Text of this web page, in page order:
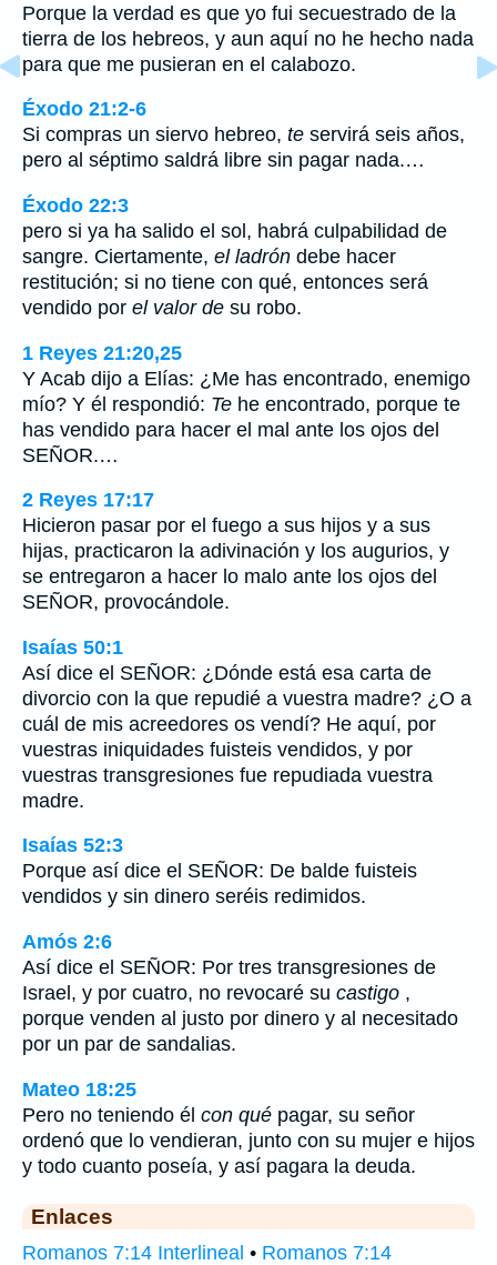
Porque la verdad es que yo fui secuestrado de la
tierra de los hebreos, y aun aquí no he hecho nada
para que me pusieran en el calabozo.
Éxodo 21:2-6
Si compras un siervo hebreo, te servirá seis años,
pero al séptimo saldrá libre sin pagar nada.…
Éxodo 22:3
pero si ya ha salido el sol, habrá culpabilidad de
sangre. Ciertamente, el ladrón debe hacer
restitución; si no tiene con qué, entonces será
vendido por el valor de su robo.
1 Reyes 21:20,25
Y Acab dijo a Elías: ¿Me has encontrado, enemigo
mío? Y él respondió: Te he encontrado, porque te
has vendido para hacer el mal ante los ojos del
SEÑOR.…
2 Reyes 17:17
Hicieron pasar por el fuego a sus hijos y a sus
hijas, practicaron la adivinación y los augurios, y
se entregaron a hacer lo malo ante los ojos del
SEÑOR, provocándole.
Isaías 50:1
Así dice el SEÑOR: ¿Dónde está esa carta de
divorcio con la que repudié a vuestra madre? ¿O a
cuál de mis acreedores os vendí? He aquí, por
vuestras iniquidades fuisteis vendidos, y por
vuestras transgresiones fue repudiada vuestra
madre.
Isaías 52:3
Porque así dice el SEÑOR: De balde fuisteis
vendidos y sin dinero seréis redimidos.
Amós 2:6
Así dice el SEÑOR: Por tres transgresiones de
Israel, y por cuatro, no revocaré su castigo ,
porque venden al justo por dinero y al necesitado
por un par de sandalias.
Mateo 18:25
Pero no teniendo él con qué pagar, su señor
ordenó que lo vendieran, junto con su mujer e hijos
y todo cuanto poseía, y así pagara la deuda.
Enlaces
Romanos 7:14 Interlineal • Romanos 7:14